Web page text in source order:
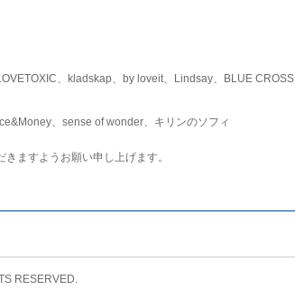
、kladskap、by loveit、Lindsay、BLUE CROSS
、sense of wonder、キリンのソフィ
ますようお願い申し上げます。